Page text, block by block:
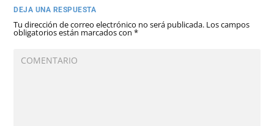
DEJA UNA RESPUESTA
Tu dirección de correo electrónico no será publicada. Los campos
obligatorios están marcados con*